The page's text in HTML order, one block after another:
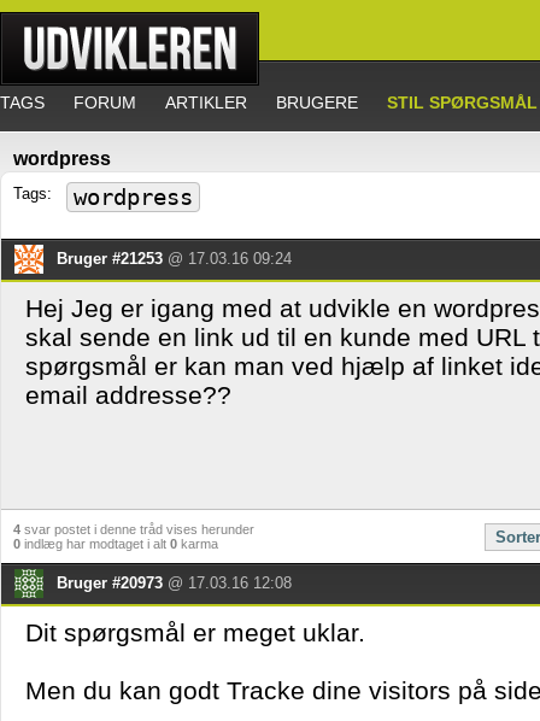
TAGS FORUM ARTIKLER BRUGERE STIL SPØRGSMÅL
wordpress
Tags: wordpress
Bruger #21253 @ 17.03.16 09:24
Hej Jeg er igang med at udvikle en
skal sende en link ud til en kunde med URL
spørgsmål er kan man ved hjælp af linket
email addresse??
4 svar postet i denne tråd vises herunder
0 indlæg har modtaget i alt 0 karma
Bruger #20973 @ 17.03.16 12:08
Dit spørgsmål er meget uklar.
Men du kan godt Tracke dine visitors på